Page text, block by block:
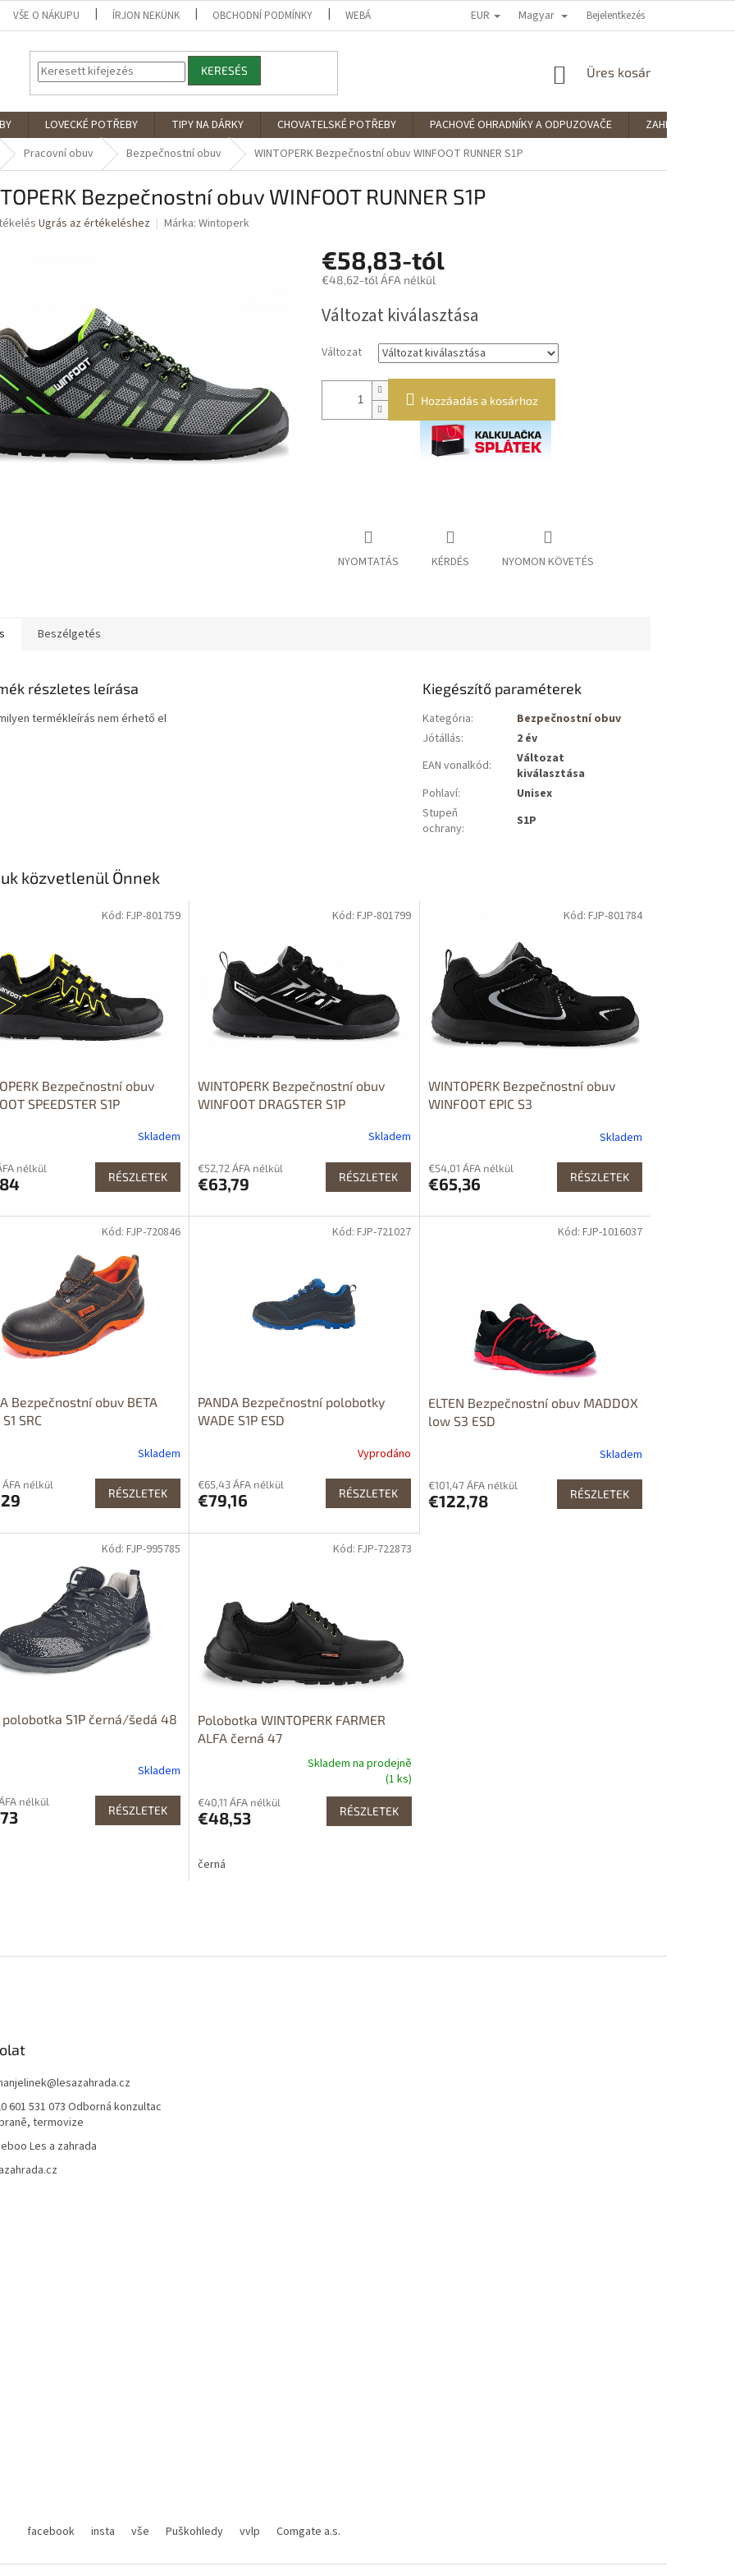
VŠE O NÁKUPU ÍRJON NEKÜNK OBCHODNÍ PODMÍNKY WEBÁRUHÁZ ÉRTÉKELÉSE PODMÍNKY OCHRANY OSOBNÍCH ÚDAJŮ
EUR Magyar Bejelentkezés
KERESÉS KOSÁR
Üres kosár
LOVECKÉ POTŘEBY TIPY NA DÁRKY CHOVATELSKÉ POTŘEBY PACHOVÉ OHRADNÍKY A ODPUZOVAČE
ZAHRADNÍ
Pracovní obuv Bezpečnostní obuv WINTOPERK Bezpečnostní obuv WINFOOT RUNNER S1P
Bezpečnostní obuv WINFOOT RUNNER S1P
Ugrás az értékeléshez Márka: Wintoperk
€58,83-tól
€48,62-tól ÁFA nélkül
Változat kiválasztása
Változat
Hozzáadás a kosárhoz
NYOMTATÁS KÉRDÉS NYOMON KÖVETÉS
Beszélgetés
részletes leírása
termékleírás nem érhető el
Kiegészítő paraméterek
Kategória:
Bezpečnostní obuv
Jótállás:
2 év
EAN vonalkód:
Változat
kiválasztása
Pohlaví:
Unisex
Stupeň
ochrany: S1P
közvetlenül Önnek
Bezpečnostní obuv
SPEEDSTER S1P
Skladem
nélkül
RÉSZLETEK
Kód: FJP-801759
WINTOPERK Bezpečnostní obuv
WINFOOT DRAGSTER S1P
Skladem
€52,72 ÁFA nélkül
€63,79 RÉSZLETEK
Kód: FJP-801799
WINTOPERK Bezpečnostní obuv
WINFOOT EPIC S3
Skladem
€54,01 ÁFA nélkül
€65,36 RÉSZLETEK
Kód: FJP-801784
Bezpečnostní obuv BETA
SRC
Skladem
nélkül
RÉSZLETEK
Kód: FJP-720846
PANDA Bezpečnostní polobotky
WADE S1P ESD
Vyprodáno
€65,43 ÁFA nélkül
€79,16 RÉSZLETEK
Kód: FJP-721027
ELTEN Bezpečnostní obuv MADDOX
low S3 ESD
Skladem
€101,47 ÁFA nélkül
€122,78 RÉSZLETEK
Kód: FJP-1016037
polobotka S1P černá/šedá 48
Skladem
nélkül
RÉSZLETEK
Kód: FJP-995785
Polobotka WINTOPERK FARMER
ALFA černá 47
Skladem na prodejně
(1 ks)
€40,11 ÁFA nélkül
€48,53 RÉSZLETEK
černá
Kód: FJP-722873
@lesazahrada.cz
601 531 073 Odborná konzultac
termovize
Les a zahrada
facebook insta vše Puškohledy vvlp Comgate a.s.